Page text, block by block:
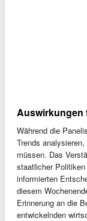
Auswirkungen
Während die
Trends
müssen. Das
staatlicher
informierten
diesem
Erinnerung an die
entwickelnden